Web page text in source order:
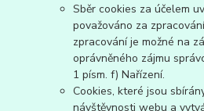
Sběr cookies za účelem
považováno za
zpracování je možné na
oprávněného zájmu
1 písm. f) Nařízení.
Cookies, které jsou
návštěvnosti webu a